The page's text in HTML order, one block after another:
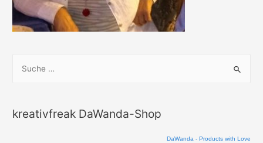
hkreativfreak DaWanda-Shop
DaWanda - Products with Love